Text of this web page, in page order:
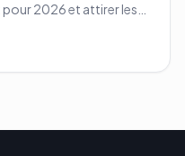
2026 et attirer les